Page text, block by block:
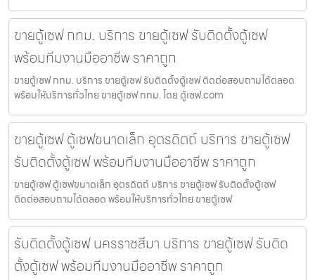
ขายตู้เซฟ กทม. บริการ ขายตู้เซฟ รับติดตั้งตู้เซฟ
พร้อมทีมงานมืออาชีพ ราคาถูก
ขายตู้เซฟ กทม. บริการ ขายตู้เซฟ รับติดตั้งตู้เซฟ ติดต่อสอบถามได้ตลอด
พร้อมให้บริการทั่วไทย ขายตู้เซฟ กทม. โดย ตู้เซฟ.com
ขายตู้เซฟ ตู้เซฟขนาดเล็ก อุตรดิตถ์ บริการ ขายตู้เซฟ
รับติดตั้งตู้เซฟ พร้อมทีมงานมืออาชีพ ราคาถูก
ขายตู้เซฟ ตู้เซฟขนาดเล็ก อุตรดิตถ์ บริการ ขายตู้เซฟ รับติดตั้งตู้เซฟ
ติดต่อสอบถามได้ตลอด พร้อมให้บริการทั่วไทย ขายตู้เซฟ
รับติดตั้งตู้เซฟ นครราชสีมา บริการ ขายตู้เซฟ รับติด
ตั้งตู้เซฟ พร้อมทีมงานมืออาชีพ ราคาถูก